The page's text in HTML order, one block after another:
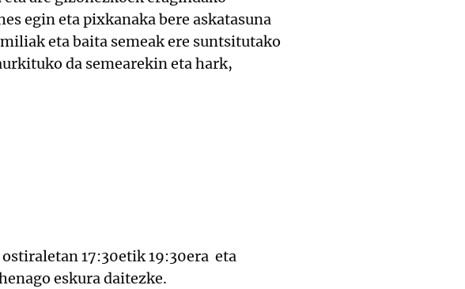
egin eta pixkanaka bere askatasuna
eta baita semeak ere suntsitutako
da semearekin eta hark,
17:30etik 19:30era eta
eskura daitezke.